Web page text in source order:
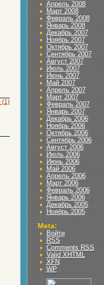
(1)
Апрель 2008
Март 2008
Февраль 2008
Январь 2008
Декабрь 2007
Ноябрь 2007
Октябрь 2007
Сентябрь 2007
Август 2007
Июль 2007
Июнь 2007
Май 2007
Апрель 2007
Март 2007
Февраль 2007
Январь 2007
Декабрь 2006
Ноябрь 2006
Октябрь 2006
Сентябрь 2006
Август 2006
Июль 2006
Июнь 2006
Май 2006
Апрель 2006
Март 2006
Февраль 2006
Январь 2006
Декабрь 2005
Ноябрь 2005
Meta:
Войти
RSS
Comments RSS
Valid XHTML
XFN
WP